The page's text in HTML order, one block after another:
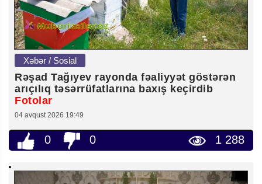
Xəbər / Sosial
Rəşad Tağıyev rayonda fəaliyyət göstərən
arıçılıq təsərrüfatlarına baxış keçirdib
Fotolar
04 avqust 2026 19:49
0 0 1 288